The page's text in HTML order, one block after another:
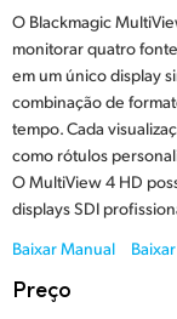
India
Italy
Japan
Korea
Mexico
O Blackmagic
monitorar quatro
em um único display
combinação de
tempo. Cada
como rótulos
O MultiView 4 HD
displays SDI
Baixar Manual
Preço